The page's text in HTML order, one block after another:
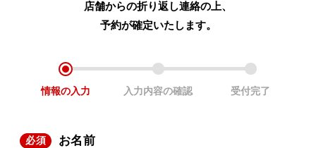
店舗からの折り返し連絡の上、
予約が確定いたします。
情報の入力 入力内容の確認 受付完了
必須 お名前